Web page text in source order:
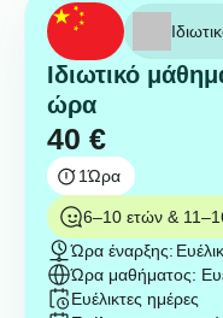
Ιδιωτικό
ώρα
40 €
1Ώρα
6–10 ετών &
Ώρα έναρξης:
Ώρα μαθήματος:
Ευέλικτες ημέρες